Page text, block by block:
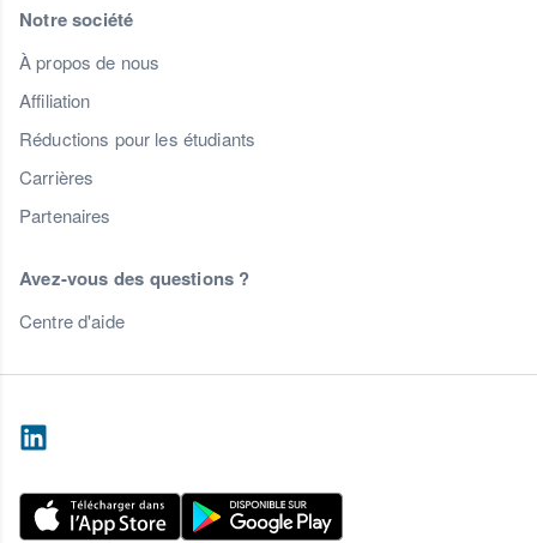
Notre société
À propos de nous
Affiliation
Réductions pour les étudiants
Carrières
Partenaires
Avez-vous des questions ?
Centre d'aide